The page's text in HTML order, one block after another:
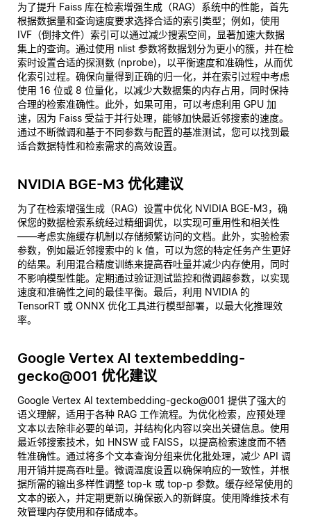
为了提升 Faiss 库在检索增强生成（RAG）系统中的性能，首先
根据数据量和查询速度要求选择合适的索引类型；例如，使用
IVF（倒排文件）索引可以通过减少搜索空间，显著加速大数据
集上的查询。通过使用 nlist 参数将数据划分为更小的簇，并在检
索时设置合适的探测数 (nprobe)，以平衡速度和准确性，从而优
化索引过程。确保向量得到正确的归一化，并在索引过程中考虑
使用 16 位或 8 位量化，以减少大数据集的内存占用，同时保持
合理的检索准确性。此外，如果可用，可以考虑利用 GPU 加
速，因为 Faiss 受益于并行处理，能够加快最近邻搜索的速度。
通过不断微调和基于不同参数与配置的基准测试，您可以找到最
适合数据特性和检索需求的高效设置。
NVIDIA BGE-M3 优化建议
为了在检索增强生成（RAG）设置中优化 NVIDIA BGE-M3，确
保您的数据检索系统经过精细调优，以实现可重用性和相关性
——考虑实施缓存机制以存储频繁访问的文档。此外，实验检索
参数，例如最近邻搜索中的 k 值，可以为您的特定任务产生更好
的结果。利用混合精度训练来提高吞吐量并减少内存使用，同时
不影响模型性能。定期通过验证测试监控和微调超参数，以实现
速度和准确性之间的最佳平衡。最后，利用 NVIDIA 的
TensorRT 或 ONNX 优化工具进行模型部署，以最大化推理效
率。
Google Vertex AI textembedding-
gecko@001 优化建议
Google Vertex AI textembedding-gecko@001 提供了强大的
语义理解，适用于各种 RAG 工作流程。为优化检索，应预处理
文本以去除非必要的单词，并结构化内容以突出关键信息。使用
最近邻搜索技术，如 HNSW 或 FAISS，以提高检索速度而不牺
牲准确性。通过将多个文本查询分组来优化批处理，减少 API 调
用开销并提高吞吐量。微调温度设置以确保响应的一致性，并根
据所需的输出多样性调整 top-k 或 top-p 参数。缓存经常使用的
文本的嵌入，并定期更新以确保嵌入的新鲜度。使用降维技术有
效管理内存使用和存储成本。